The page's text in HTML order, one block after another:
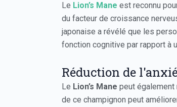
Le Lion’s Mane est reconnu
du facteur de croissance
japonaise a révélé que les
fonction cognitive par rapport à
Réduction de
Le Lion’s Mane peut
de ce champignon peut